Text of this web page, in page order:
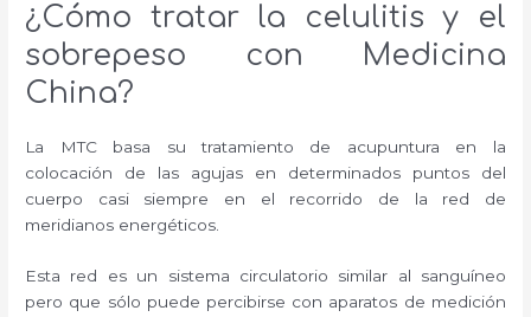
¿Cómo tratar la celulitis y el
sobrepeso con Medicina
China?
La MTC basa su tratamiento de acupuntura en la
colocación de las agujas en determinados puntos del
cuerpo casi siempre en el recorrido de la red de
meridianos energéticos.
Esta red es un sistema circulatorio similar al sanguíneo
pero que sólo puede percibirse con aparatos de medición